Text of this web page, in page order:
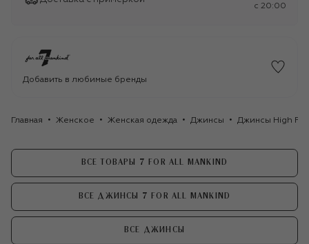
c 20:00
Добавить в любимые бренды
Главная Женское Женская одежда Джинсы Джинсы High
ВСЕ ТОВАРЫ 7 FOR ALL MANKIND
ВСЕ ДЖИНСЫ 7 FOR ALL MANKIND
ВСЕ ДЖИНСЫ